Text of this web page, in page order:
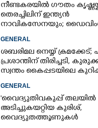
നീണ്ടകരയിൽ ഗൗതം
തെരച്ചിലിന് ഇന്ത്യൻ
നാവികസേനയും;
GENERAL
ശബരിമല നെയ്യ്
പ്രശാന്തിന് തിരിച്ചടി,
സ്വന്തം കൈപ്പടയിലെ
GENERAL
'വൈദ്യുതിവകുപ്പ് തലയിൽ
അടിച്ചുകയറ്റിയ കുരിശ്‌,
വൈദ്യുതത്തൂണുകൾ